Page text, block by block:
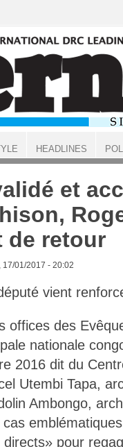
et
de retour
17/01/2017 - 20:02
vient
offices des
nationale
2016 dit du
Utembi Tapa,
Ambongo,
directs» pour
HEADLINES